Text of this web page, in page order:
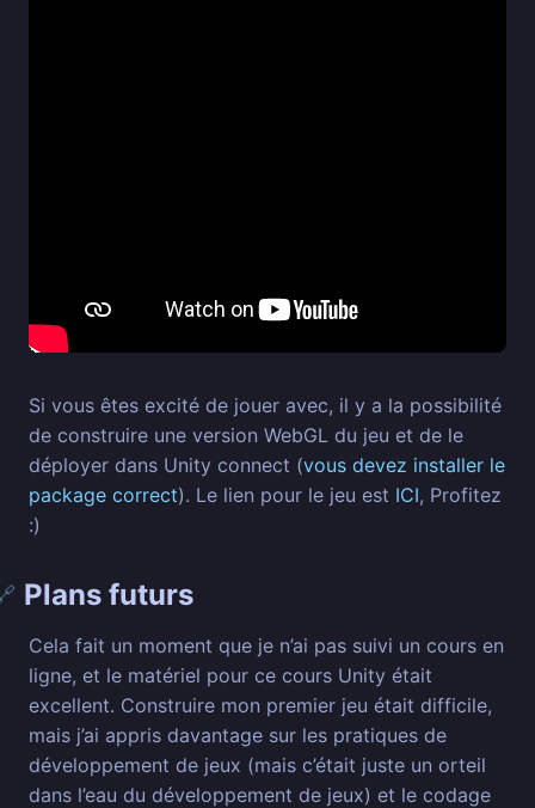
Si vous êtes excité de jouer avec, il y a la possibilité
de construire une version WebGL du jeu et de le
déployer dans Unity connect (vous devez installer le
package correct). Le lien pour le jeu est ICI, Profitez
:)
Plans futurs
Cela fait un moment que je n’ai pas suivi un cours en
ligne, et le matériel pour ce cours Unity était
excellent. Construire mon premier jeu était difficile,
mais j’ai appris davantage sur les pratiques de
développement de jeux (mais c’était juste un orteil
dans l’eau du développement de jeux) et le codage